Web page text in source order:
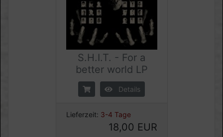
S.H.I.T. - For a
better world LP
Details
Lieferzeit: 3-4 Tage
18,00 EUR